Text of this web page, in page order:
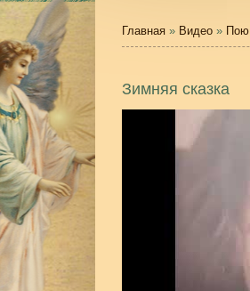
Главная » Видео » Пою
Зимняя сказка